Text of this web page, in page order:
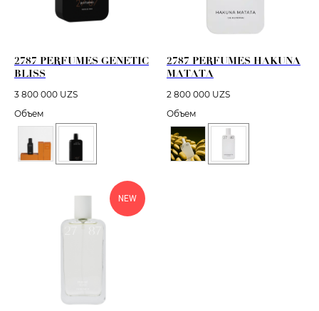
2787 PERFUMES GENETIC
BLISS
3 800 000 UZS
Объем
2787 PERFUMES HAKUNA
MATATA
2 800 000 UZS
Объем
NEW